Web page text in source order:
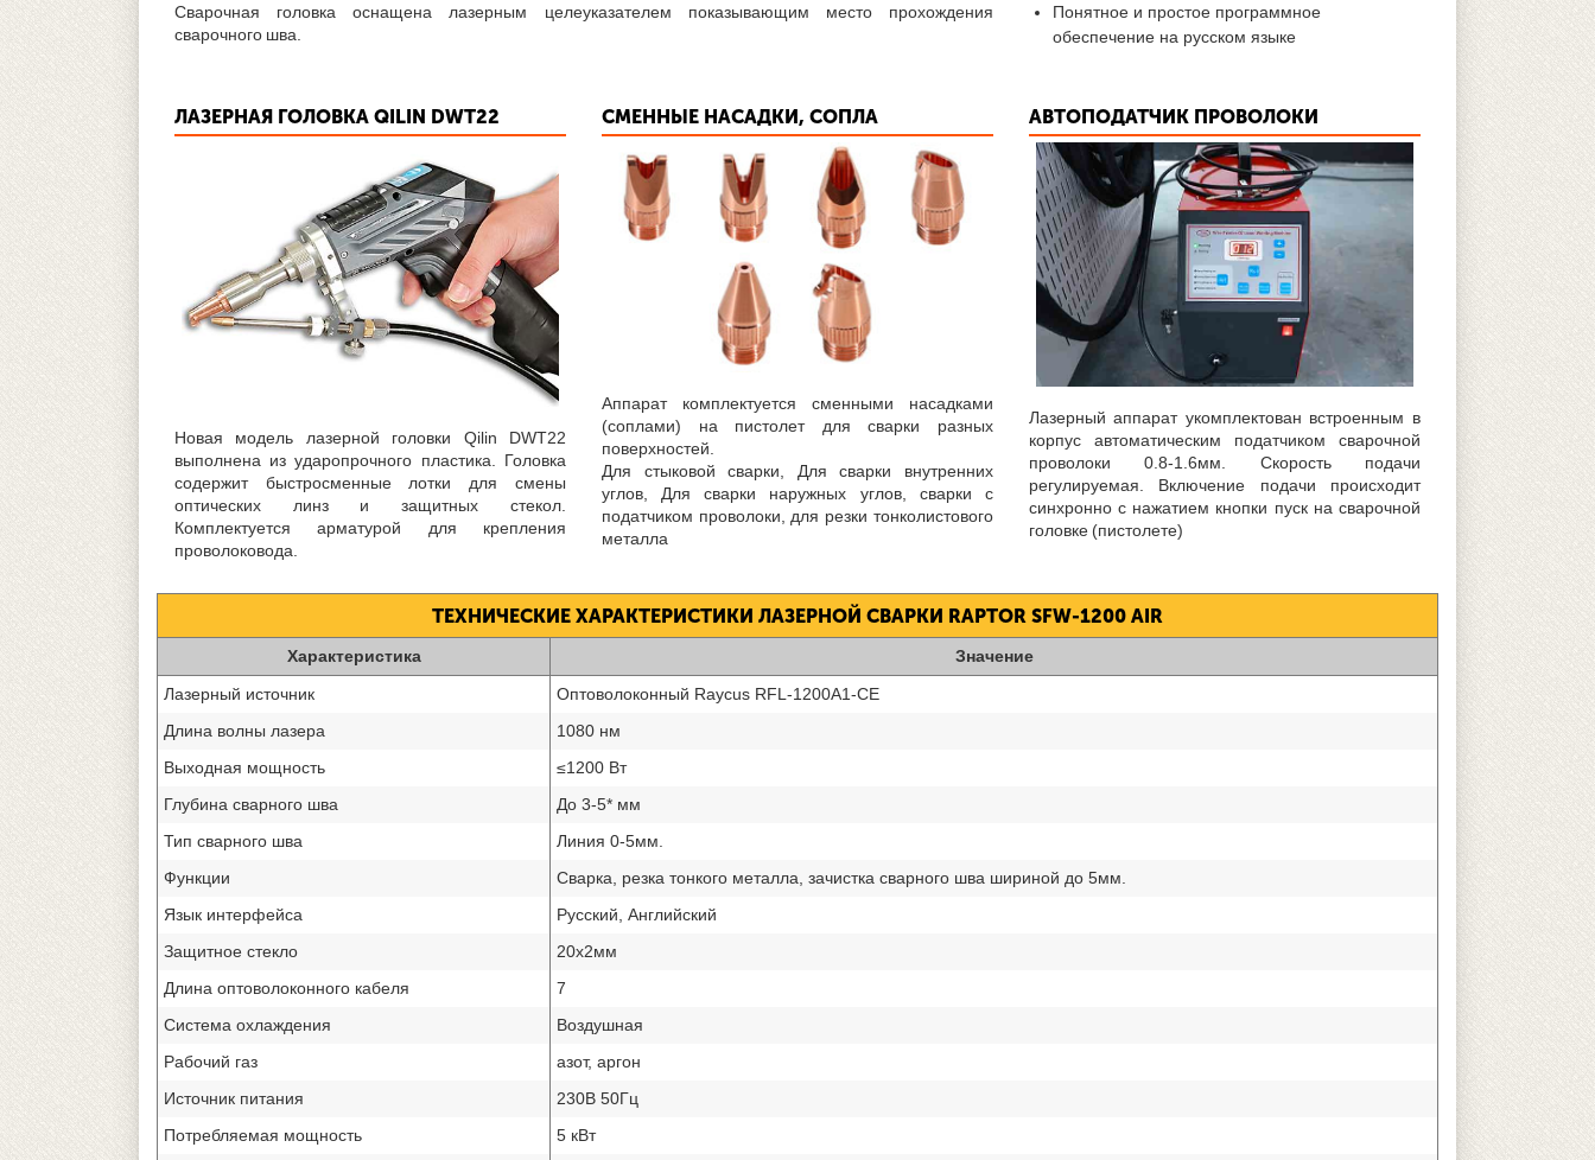
Сварочная головка оснащена лазерным целеуказателем показывающим место прохождения
сварочного шва.
Понятное и простое программное
обеспечение на русском языке
ЛАЗЕРНАЯ ГОЛОВКА QILIN DWT22
Новая модель лазерной головки Qilin DWT22
выполнена из ударопрочного пластика. Головка
содержит быстросменные лотки для смены
оптических линз и защитных стекол.
Комплектуется арматурой для крепления
проволоковода.
СМЕННЫЕ НАСАДКИ, СОПЛА
Аппарат комплектуется сменными насадками
(соплами) на пистолет для сварки разных
поверхностей.
Для стыковой сварки, Для сварки внутренних
углов, Для сварки наружных углов, сварки с
податчиком проволоки, для резки тонколистового
металла
АВТОПОДАТЧИК ПРОВОЛОКИ
Лазерный аппарат укомплектован встроенным в
корпус автоматическим податчиком сварочной
проволоки 0.8-1.6мм. Скорость подачи
регулируемая. Включение подачи происходит
синхронно с нажатием кнопки пуск на сварочной
головке (пистолете)
ТЕХНИЧЕСКИЕ ХАРАКТЕРИСТИКИ ЛАЗЕРНОЙ СВАРКИ RAPTOR SFW-1200 AIR
Характеристика
Значение
Лазерный источник
Оптоволоконный Raycus RFL-1200A1-CE
Длина волны лазера
1080 нм
Выходная мощность
≤1200 Вт
Глубина сварного шва
До 3-5* мм
Тип сварного шва
Линия 0-5мм.
Функции
Сварка, резка тонкого металла, зачистка сварного шва шириной до 5мм.
Язык интерфейса
Русский, Английский
Защитное стекло
20х2мм
Длина оптоволоконного кабеля
7
Система охлаждения
Воздушная
Рабочий газ
азот, аргон
Источник питания
230B 50Гц
Потребляемая мощность
5 кВт